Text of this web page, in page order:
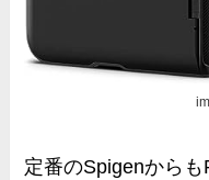
定番のSpigenから